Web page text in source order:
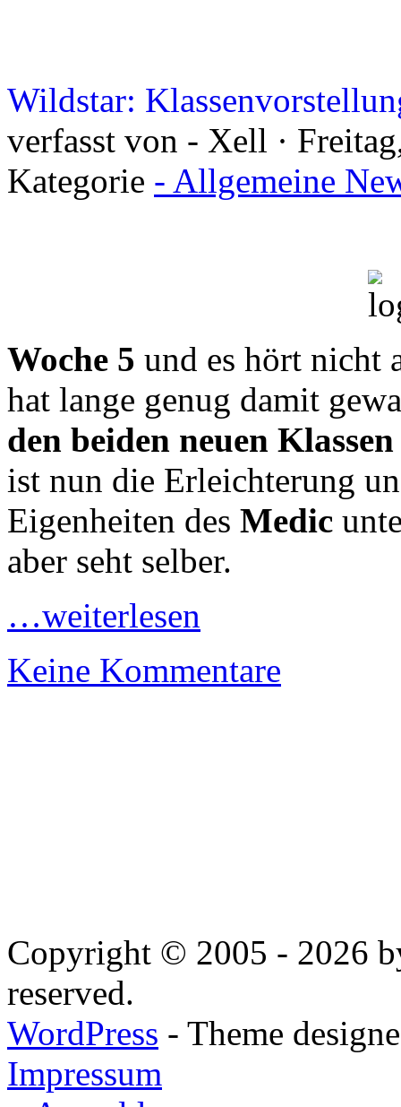
Wildstar:
verfasst von - Xell ·
Kategorie - Allgemeine
Woche 5 und es hört nicht
hat lange genug damit
den beiden neuen Klassen
ist nun die Erleichterung
Eigenheiten des Medic
aber seht selber.
…weiterlesen
Keine Kommentare
Copyright © 2005 - 2026
reserved.
WordPress - Theme
Impressum